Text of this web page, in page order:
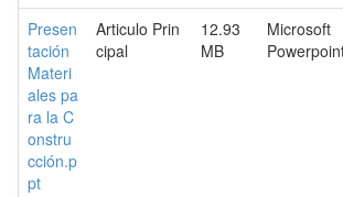
Presen
tación
Materi
ales pa
ra la C
onstru
cción.p
pt
Articulo Prin
cipal
12.93
MB
Microsoft